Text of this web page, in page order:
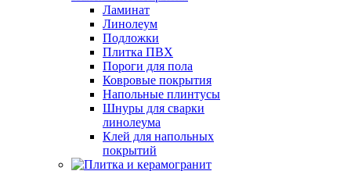
Ламинат
Линолеум
Подложки
Плитка ПВХ
Пороги для пола
Ковровые покрытия
Напольные плинтусы
Шнуры для сварки
линолеума
Клей для напольных
покрытий